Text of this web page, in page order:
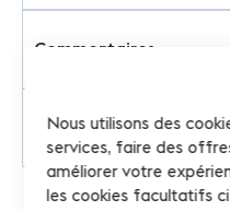
Nous utilisons des
services, faire des
améliorer votre
les cookies facultatifs
Commentaires
Questions sur le produit